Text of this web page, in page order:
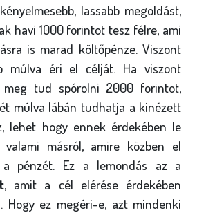
lassabb megoldást,
havi 1000 forintot tesz félre, ami
is marad költőpénze. Viszont
múlva éri el célját. Ha viszont
tud spórolni 2000 forintot,
múlva lábán tudhatja a kinézett
lehet hogy ennek érdekében le
másról, amire közben el
pénzét. Ez a lemondás az a
, amit a cél elérése érdekében
Hogy ez megéri-e, azt mindenki